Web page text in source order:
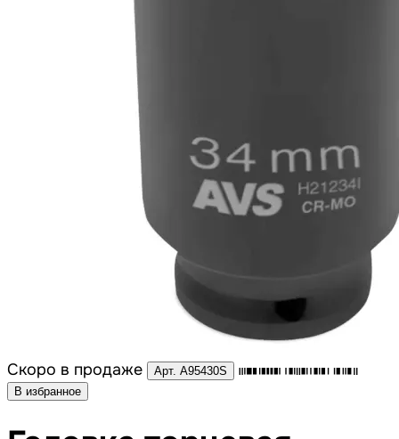
Скоро в продаже
Арт. A95430S
В избранное